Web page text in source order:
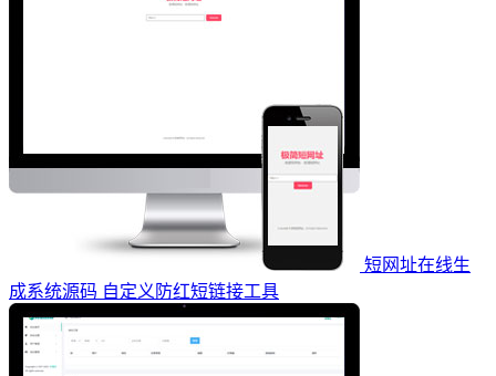
短网址在线生
成系统源码 自定义防红短链接工具